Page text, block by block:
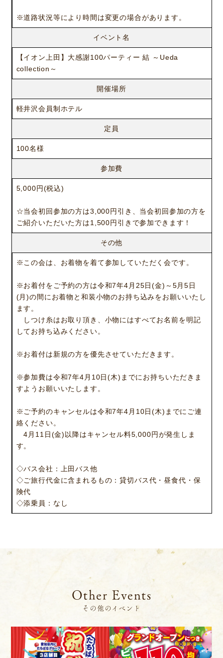
ニュース
イベント
店舗一覧
コラム
動画コンテンツ
サービス
ビジョン
沿革
サステナビリティ
※道路状況等により時間は変更の場合があります。
イベント名
【イオン上田】大感謝100パーティー 結 ～Ueda
collection～
開催場所
軽井沢会員制ホテル
定員
100名様
参加費
5,000円(税込)
☆当会初回参加の方は3,000円引き、当会初回参加の方を
ご紹介いただいた方は1,500円引きで参加できます！
その他
※この会は、お着物を着て参加していただく会です。
※お着付をご予約の方は令和7年4月25日(金)～5月5日
(月)の間にお着物と和装小物のお持ち込みをお願いいたし
ます。
しつけ糸はお取り頂き、小物にはすべてお名前を明記
してお持ち込みください。
※お着付は新規の方を優先させていただきます。
※参加費は令和7年4月10日(木)までにお持ちいただきま
すようお願いいたします。
※ご予約のキャンセルは令和7年4月10日(木)までにご連
絡ください。
4月11日(金)以降はキャンセル料5,000円が発生しま
す。
◇バス会社：上田バス他
◇ご旅行代金に含まれるもの：貸切バス代・昼食代・保
険代
◇添乗員：なし
Other Events
その他のイベント